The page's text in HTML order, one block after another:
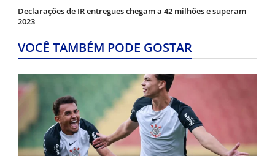
Declarações de IR entregues chegam a 42 milhões e superam
2023
VOCÊ TAMBÉM PODE GOSTAR